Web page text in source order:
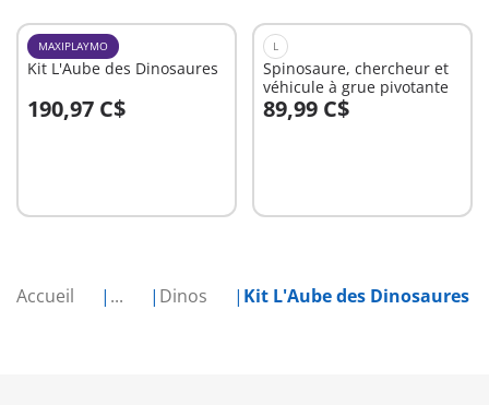
Accueil ... Dinos Kit L'Aube des Dinosaures
MAXIPLAYMO
Kit L'Aube des Dinosaures
190,97 C$
Au panier
L
Spinosaure, chercheur et
véhicule à grue pivotante
89,99 C$
Au panier